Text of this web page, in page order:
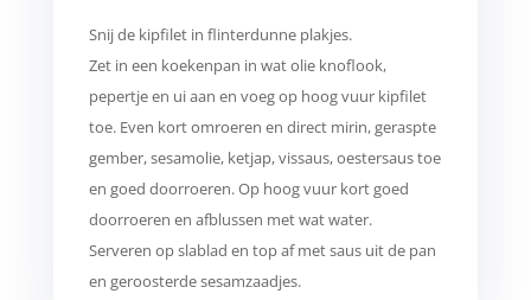
Snij de kipfilet in flinterdunne plakjes.
Zet in een koekenpan in wat olie knoflook,
pepertje en ui aan en voeg op hoog vuur kipfilet
toe. Even kort omroeren en direct mirin, geraspte
gember, sesamolie, ketjap, vissaus, oestersaus toe
en goed doorroeren. Op hoog vuur kort goed
doorroeren en afblussen met wat water.
Serveren op slablad en top af met saus uit de pan
en geroosterde sesamzaadjes.